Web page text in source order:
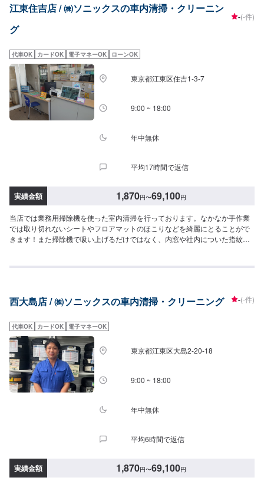
ヤ交換等、全て承ります！レンタカーも多くの台数保有していますので、な
江東住吉店 / ㈱ソニックスの車内清掃・クリーニン
グ
-(-件)
代車OK カードOK 電子マネーOK ローンOK
東京都江東区住吉1-3-7
9:00 ~ 18:00
年中無休
平均17時間で返信
実績金額 1,870円〜69,100円
当店では業務用掃除機を使った室内清掃を行っております。なかなか手作業
では取り切れないシートやフロアマットのほこりなどを綺麗にとることがで
きます！また掃除機で吸い上げるだけではなく、内窓や社内についた指紋な
3,080円車内まるごとクリーニング・SS：41,000円・S：46,000円・M：
年中無休、朝は7時から夜は20時まで営業しております。ガソリンエネルギ
イル交換、バッテリー交換のスピード作業、コーティングに力をいれてま
す！熟練のスタッフが親切丁寧かつ迅速に対応させて頂きます。お客様の大
切なお車のメンテナンスは是非当店にお任せください。
西大島店 / ㈱ソニックスの車内清掃・クリーニング -(-件)
代車OK カードOK 電子マネーOK
東京都江東区大島2-20-18
9:00 ~ 18:00
年中無休
平均6時間で返信
実績金額 1,870円〜69,100円